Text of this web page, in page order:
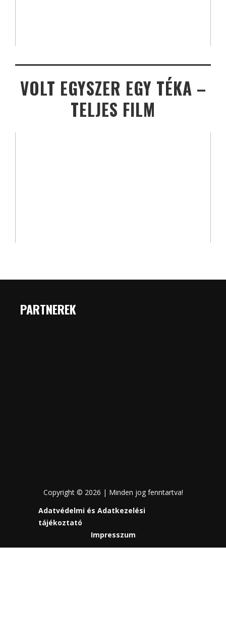
VOLT EGYSZER EGY TÉKA –
TELJES FILM
PARTNEREK
Copyright © 2026 | Minden jog fenntartva!
Adatvédelmi és Adatkezelési
tájékoztató
Impresszum